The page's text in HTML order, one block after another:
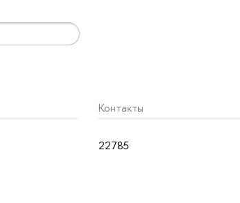
Контакты
22785